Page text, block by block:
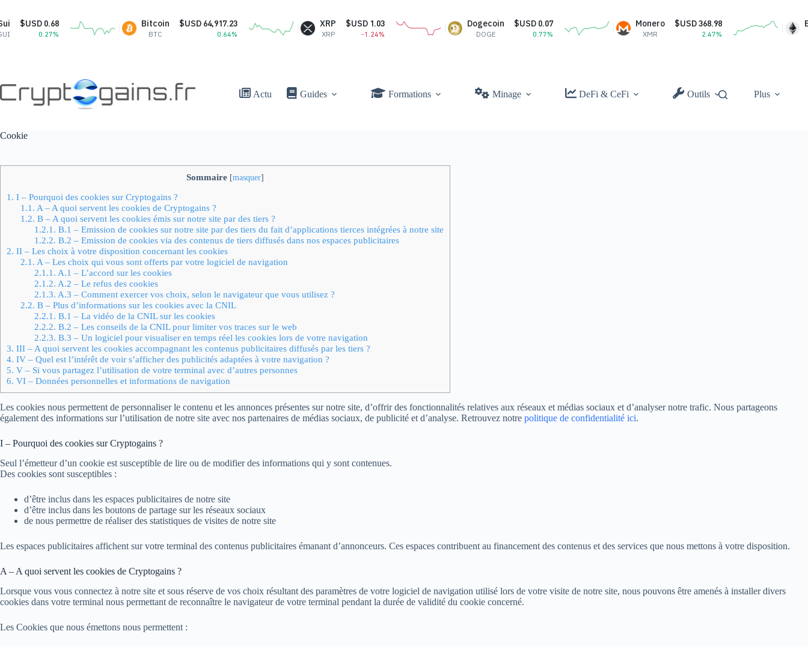
contenu
Bitcoin
BTC
$USD 64,917.23 XRP
XRP
$USD 1.03
-1.24%
Dogecoin
DOGE
$USD 0.07
0.77%
Monero
XMR
$USD 368.98 Ethereum
ETH
Actu Guides Formations Minage DeFi & CeFi Outils Plus
Cookie
Sommaire [masquer]
1. I – Pourquoi des cookies sur Cryptogains ?
1.1. A – A quoi servent les cookies de Cryptogains ?
1.2. B – A quoi servent les cookies émis sur notre site par des tiers ?
1.2.1. B.1 – Emission de cookies sur notre site par des tiers du fait d’applications tierces intégrées à notre site
1.2.2. B.2 – Emission de cookies via des contenus de tiers diffusés dans nos espaces publicitaires
2. II – Les choix à votre disposition concernant les cookies
2.1. A – Les choix qui vous sont offerts par votre logiciel de navigation
2.1.1. A.1 – L’accord sur les cookies
2.1.2. A.2 – Le refus des cookies
2.1.3. A.3 – Comment exercer vos choix, selon le navigateur que vous utilisez ?
2.2. B – Plus d’informations sur les cookies avec la CNIL
2.2.1. B.1 – La vidéo de la CNIL sur les cookies
2.2.2. B.2 – Les conseils de la CNIL pour limiter vos traces sur le web
2.2.3. B.3 – Un logiciel pour visualiser en temps réel les cookies lors de votre navigation
3. III – A quoi servent les cookies accompagnant les contenus publicitaires diffusés par les tiers ?
4. IV – Quel est l’intérêt de voir s’afficher des publicités adaptées à votre navigation ?
5. V – Si vous partagez l’utilisation de votre terminal avec d’autres personnes
6. VI – Données personnelles et informations de navigation
Les cookies nous permettent de personnaliser le contenu et les annonces présentes sur notre site, d’offrir des fonctionnalités relatives aux réseaux et médias sociaux et d’analyser notre trafic. Nous partageons
également des informations sur l’utilisation de notre site avec nos partenaires de médias sociaux, de publicité et d’analyse. Retrouvez notre politique de confidentialité ici.
I – Pourquoi des cookies sur Cryptogains ?
Seul l’émetteur d’un cookie est susceptible de lire ou de modifier des informations qui y sont contenues.
Des cookies sont susceptibles :
d’être inclus dans les espaces publicitaires de notre site
d’être inclus dans les boutons de partage sur les réseaux sociaux
de nous permettre de réaliser des statistiques de visites de notre site
Les espaces publicitaires affichent sur votre terminal des contenus publicitaires émanant d’annonceurs. Ces espaces contribuent au financement des contenus et des services que nous mettons à votre disposition.
A – A quoi servent les cookies de Cryptogains ?
Lorsque vous vous connectez à notre site et sous réserve de vos choix résultant des paramètres de votre logiciel de navigation utilisé lors de votre visite de notre site, nous pouvons être amenés à installer divers
cookies dans votre terminal nous permettant de reconnaître le navigateur de votre terminal pendant la durée de validité du cookie concerné.
Les Cookies que nous émettons nous permettent :